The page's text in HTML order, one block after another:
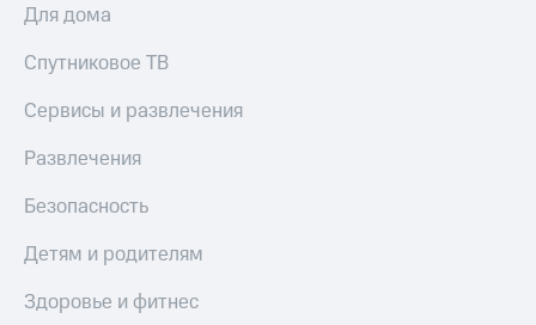
Для дома
Спутниковое ТВ
Сервисы и развлечения
Развлечения
Безопасность
Детям и родителям
Здоровье и фитнес